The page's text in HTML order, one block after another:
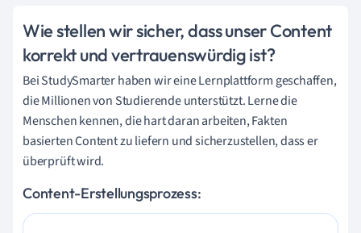
Wie stellen wir sicher, dass unser Content
korrekt und vertrauenswürdig ist?
Bei StudySmarter haben wir eine Lernplattform geschaffen,
die Millionen von Studierende unterstützt. Lerne die
Menschen kennen, die hart daran arbeiten, Fakten
basierten Content zu liefern und sicherzustellen, dass er
überprüft wird.
Content-Erstellungsprozess: